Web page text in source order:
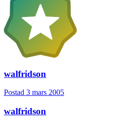
walfridson
Postad 3 mars 2005
walfridson